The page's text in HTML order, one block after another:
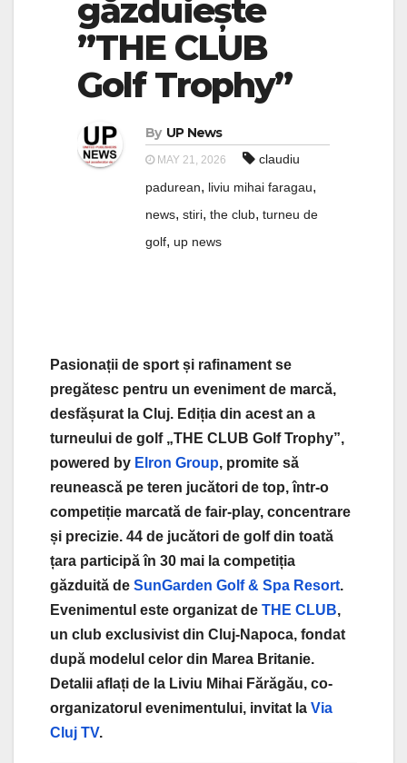
găzduiește
”THE CLUB
Golf Trophy”
By UP News
MAY 21, 2026
claudiu
padurean, liviu mihai faragau,
news, stiri, the club, turneu de
golf, up news
Pasionații de sport și rafinament se
pregătesc pentru un eveniment de marcă,
desfășurat la Cluj. Ediția din acest an a
turneului de golf „THE CLUB Golf Trophy”,
powered by Elron Group, promite să
reunească pe teren jucători de top, într-o
competiție marcată de fair-play, concentrare
și precizie. 44 de jucători de golf din toată
țara participă în 30 mai la competiția
găzduită de SunGarden Golf & Spa Resort.
Evenimentul este organizat de THE CLUB,
un club exclusivist din Cluj-Napoca, fondat
după modelul celor din Marea Britanie.
Detalii aflați de la Liviu Mihai Fărăgău, co-
organizatorul evenimentului, invitat la Via
Cluj TV.